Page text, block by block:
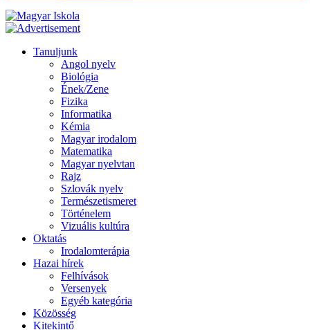
Tanuljunk
Angol nyelv
Biológia
Ének/Zene
Fizika
Informatika
Kémia
Magyar irodalom
Matematika
Magyar nyelvtan
Rajz
Szlovák nyelv
Természetismeret
Történelem
Vizuális kultúra
Oktatás
Irodalomterápia
Hazai hírek
Felhívások
Versenyek
Egyéb kategória
Közösség
Kitekintő